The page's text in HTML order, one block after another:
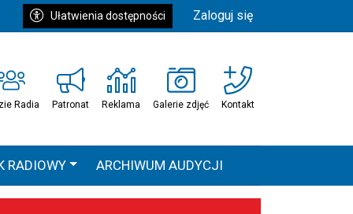
Ułatwienia dostępności Zaloguj się
Radia Patronat Reklama Galerie zdjęć Kontakt
RADIOWY ARCHIWUM AUDYCJI
HEAVEN TOUR